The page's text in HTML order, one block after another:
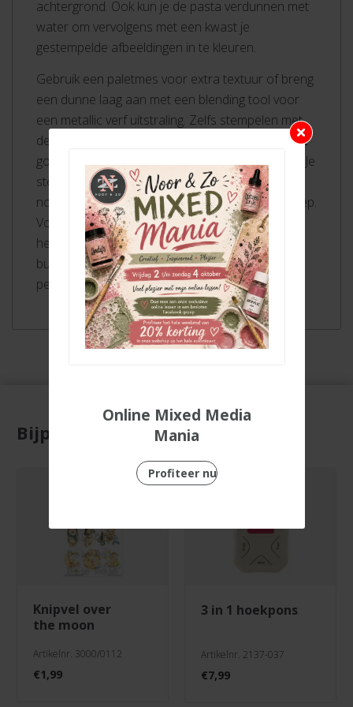
achtergrond. Ook kun je de pasta verdunnen met
water om vervolgens met een kwast je
gestempelde afbeeldingen in te kleuren.
Gebruik een paletmes voor extra textuur of breng
een dunne laag aan met een blending tool voor
een metallic verf uitstraling. Zelfs stempelen met
de lunar paste is mogelijk. De levendige kleur blijft
goed zichtbaar op zowel licht als donker papier. Je
stempels en stencils maak je – zolang de pasta
nog nat is – eenvoudig schoon met water en zeep.
Voor het drogen van de lunar paste kun je een
heat tool gebruiken zonder dat de pasta gaat
bubbelen. Zodra het droog is, heb je een
permanent resultaat dat niet afgeeft.
Bijpassende producten
knipvel over
the moon
Artikelnr. 3000/0112
€1,99
3 in 1 hoekpons
Artikelnr. 2137-037
€7,99
Online Mixed Media
Mania
Profiteer nu